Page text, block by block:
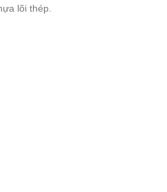
lõi thép.